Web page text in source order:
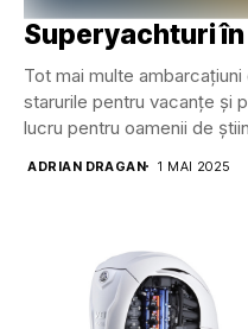
Superyachturi
Tot mai multe
starurile pentru vacanțe și
lucru pentru oamenii de
ADRIAN DRAGAN 1 MAI 2025